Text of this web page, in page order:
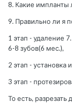
8. Какие импланты
9. Правильно ли я
1 этап - удаление
6-8 зубов(6 мес.),
2 этап - установка
3 этап -
То есть, разрезать